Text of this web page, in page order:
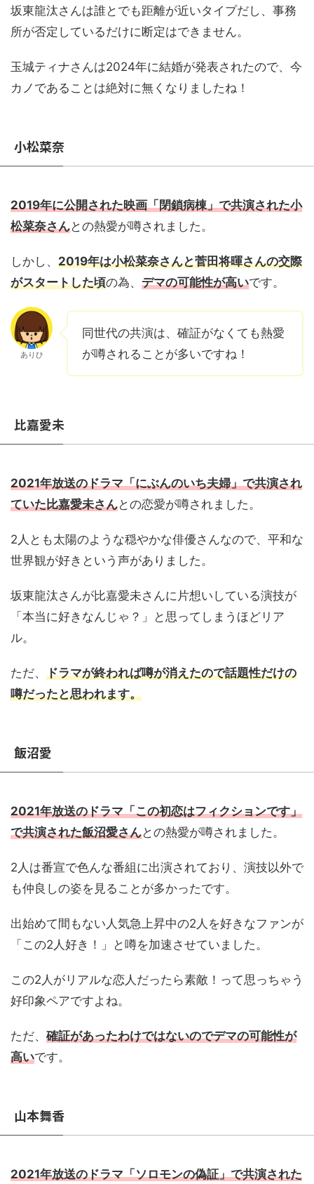
坂東龍汰さんは誰とでも距離が近いタイプだし、事務
所が否定しているだけに断定はできません。
玉城ティナさんは2024年に結婚が発表されたので、今
カノであることは絶対に無くなりましたね！
小松菜奈
2019年に公開された映画「閉鎖病棟」で共演された小
松菜奈さんとの熱愛が噂されました。
しかし、 2019年は小松菜奈さんと菅田将暉さんの交際
がスタートした頃の為、 デマの可能性が高いです。
ありひ
同世代の共演は、確証がなくても熱愛
が噂されることが多いですね！
比嘉愛未
2021年放送のドラマ「にぶんのいち夫婦」で共演され
ていた比嘉愛未さんとの恋愛が噂されました。
2人とも太陽のような穏やかな俳優さんなので、平和な
世界観が好きという声がありました。
坂東龍汰さんが比嘉愛未さんに片想いしている演技が
「本当に好きなんじゃ？」と思ってしまうほどリア
ル。
ただ、 ドラマが終われば噂が消えたので話題性だけの
噂だったと思われます。
飯沼愛
2021年放送のドラマ「この初恋はフィクションです」
で共演された飯沼愛さんとの熱愛が噂されました。
2人は番宣で色んな番組に出演されており、演技以外で
も仲良しの姿を見ることが多かったです。
出始めて間もない人気急上昇中の2人を好きなファンが
「この2人好き！」と噂を加速させていました。
この2人がリアルな恋人だったら素敵！って思っちゃう
好印象ペアですよね。
ただ、 確証があったわけではないのでデマの可能性が
高いです。
山本舞香
2021年放送のドラマ「ソロモンの偽証」で共演された